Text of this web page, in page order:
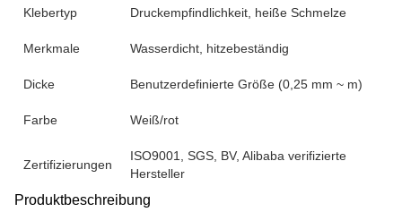
Klebertyp Druckempfindlichkeit, heiße Schmelze
Merkmale Wasserdicht, hitzebeständig
Dicke Benutzerdefinierte Größe (0,25 mm ~ m)
Farbe Weiß/rot
Zertifizierungen
ISO9001, SGS, BV, Alibaba verifizierte
Hersteller
Produktbeschreibung